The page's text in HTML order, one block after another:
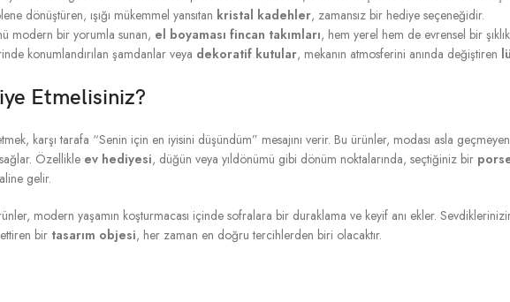
dönüştüren, ışığı mükemmel yansıtan kristal kadehler, zamansız bir hediye seçeneğidir.
modern bir yorumla sunan, el boyaması fincan takımları, hem yerel hem de evrensel bir
konumlandırılan şamdanlar veya dekoratif kutular, mekanın atmosferini anında değiştiren
Etmelisiniz?
karşı tarafa “Senin için en iyisini düşündüm” mesajını verir. Bu ürünler, modası asla geçmeyen
Özellikle ev hediyesi, düğün veya yıldönümü gibi dönüm noktalarında, seçtiğiniz bir
gelir.
modern yaşamın koşturmacası içinde sofralara bir duraklama ve keyif anı ekler.
bir tasarım objesi, her zaman en doğru tercihlerden biri olacaktır.